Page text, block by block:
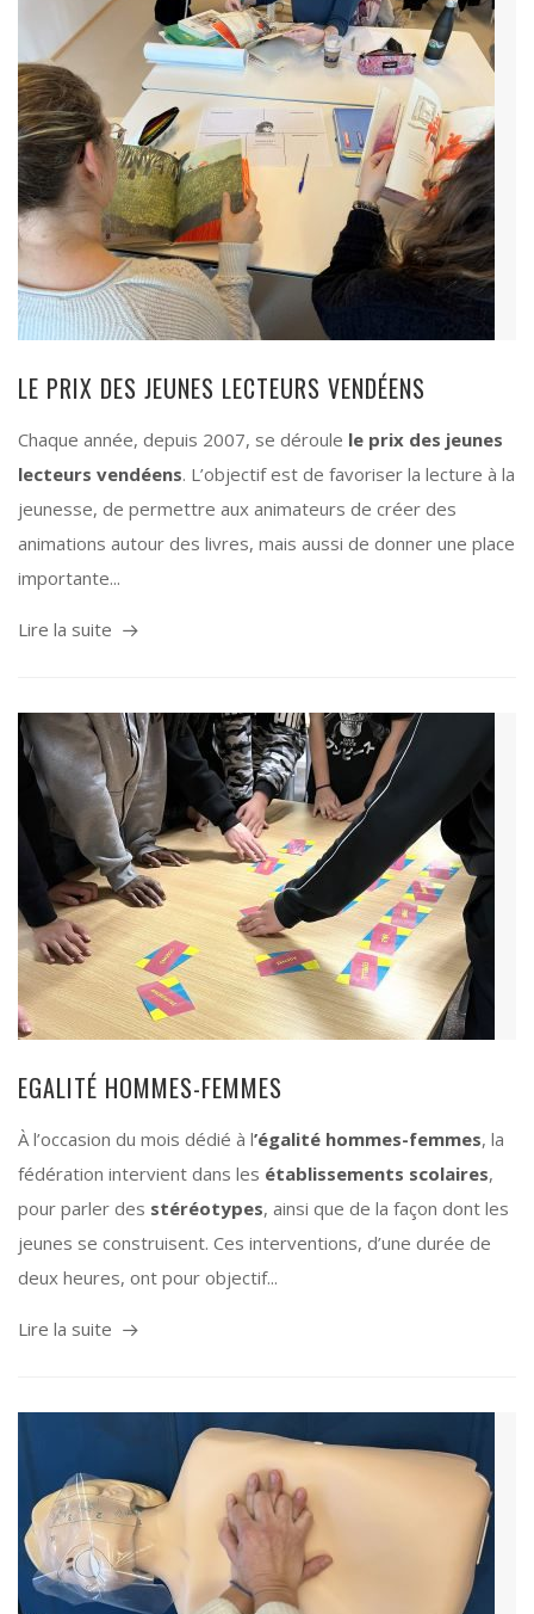
LE PRIX DES JEUNES LECTEURS VENDÉENS
Chaque année, depuis 2007, se déroule le prix des jeunes
lecteurs vendéens. L’objectif est de favoriser la lecture à la
jeunesse, de permettre aux animateurs de créer des
animations autour des livres, mais aussi de donner une place
importante...
Lire la suite
EGALITÉ HOMMES-FEMMES
À l’occasion du mois dédié à l’égalité hommes-femmes, la
fédération intervient dans les établissements scolaires,
pour parler des stéréotypes, ainsi que de la façon dont les
jeunes se construisent. Ces interventions, d’une durée de
deux heures, ont pour objectif...
Lire la suite